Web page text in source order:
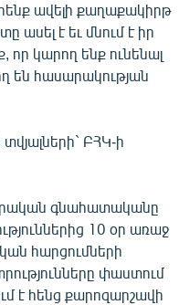
ավելի քաղաքակիրթ
ասել է եւ մնում է իր
կարող ենք ունենալ
են հասարակության
ԲՀԿ-ի
գնահատականը
10 օր առաջ
հարցումների
փաստում
է հենց քարոզարշավի